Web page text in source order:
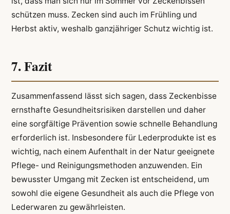
schützen muss. Zecken sind auch im Frühling und
Herbst aktiv, weshalb ganzjähriger Schutz wichtig ist.
7. Fazit
Zusammenfassend lässt sich sagen, dass Zeckenbisse
ernsthafte Gesundheitsrisiken darstellen und daher
eine sorgfältige Prävention sowie schnelle Behandlung
erforderlich ist. Insbesondere für Lederprodukte ist es
wichtig, nach einem Aufenthalt in der Natur geeignete
Pflege- und Reinigungsmethoden anzuwenden. Ein
bewusster Umgang mit Zecken ist entscheidend, um
sowohl die eigene Gesundheit als auch die Pflege von
Lederwaren zu gewährleisten.